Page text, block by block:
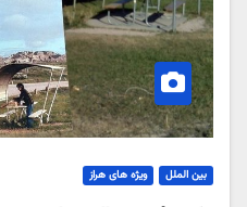
بین الملل ویژه های هراز